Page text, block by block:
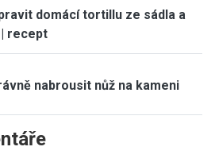
domácí tortillu ze sádla a
recept
nabrousit nůž na kameni